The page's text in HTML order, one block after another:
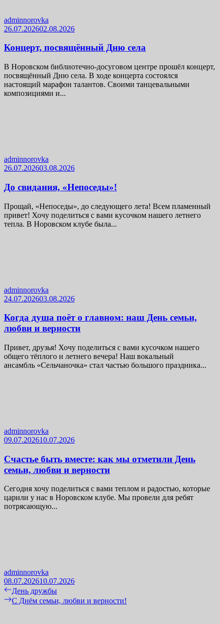
adminnorovka
26.07.202602.08.2026
Концерт, посвящённый Дню села
В Норовском библиотечно-досуговом центре прошёл концерт,
посвящённый Дню села. В ходе концерта состоялся
настоящий марафон талантов. Своими танцевальными
композициями и...
adminnorovka
26.07.202603.08.2026
До свидания, «Непоседы»!
Прощай, «Непоседы», до следующего лета! Всем пламенный
привет! Хочу поделиться с вами кусочком нашего летнего
тепла. В Норовском клубе была...
adminnorovka
24.07.202603.08.2026
Когда душа поёт о главном: наш День семьи,
любви и верности
Привет, друзья! Хочу поделиться с вами кусочком нашего
общего тёплого и летнего вечера! Наш вокальный
ансамбль «Сельчаночка» стал частью большого праздника...
adminnorovka
09.07.202610.07.2026
Счастье быть вместе: как мы отметили День
семьи, любви и верности
Сегодня хочу поделиться с вами теплом и радостью, которые
царили у нас в Норовском клубе. Мы провели для ребят
потрясающую...
adminnorovka
08.07.202610.07.2026
Навигация
по
Previous
post:
День дружбы
Next
С Днём семьи, любви и верности!